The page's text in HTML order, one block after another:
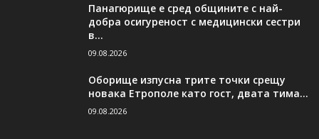
Панагюрище е сред общините с най-
добра осигуреност с медицински сестри
в...
09.08.2026
Оборище изпусна трите точки срещу
новака Етрополе като гост, двата тима...
09.08.2026